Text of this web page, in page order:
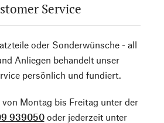
Service
oder Sonderwünsche - all
Anliegen behandelt unser
persönlich und fundiert.
Montag bis Freitag unter der
939050oder jederzeit unter